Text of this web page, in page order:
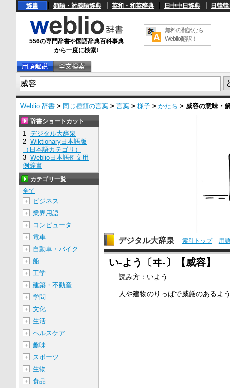
辞書 類語・対義語辞典 英和・和英辞典 日中中日辞典 日韓
556の専門辞書や国語辞典百科事典
から一度に検索!
無料の翻訳なら
Weblio翻訳！
Weblio 辞書 > 同じ種類の言葉 > 言葉 > 様子 > かたち > 威容の意味・
デジタル大辞泉 索引トップ 用
い‐よう〔ヰ‐〕【威容】
読み方：いよう
人や建物のりっぱで威厳のあるよ
辞書ショートカット
1 デジタル大辞泉
2 Wiktionary日本語版
（日本語カテゴリ）
3 Weblio日本語例文用
例辞書
カテゴリ一覧
全て
＋
ビジネス
＋ 業界用語
＋ コンピュータ
＋ 電車
＋ 自動車・バイク
＋ 船
＋ 工学
＋ 建築・不動産
＋ 学問
＋ 文化
＋ 生活
＋ ヘルスケア
＋ 趣味
＋ スポーツ
＋ 生物
＋ 食品